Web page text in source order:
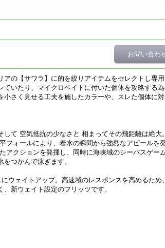
お問い合わ
アの【サワラ】に的を絞りアイテムをセレクトし専
ていたり、マイクロベイトに付いた個体を攻略する為
小さく見せる工夫を施したカラーや、スレた個体に
して 空気抵抗の少なさと 相まってその飛距離は絶
フォールにより、着水の瞬間から強烈なアピール
アクションを発揮し、同時に海峡域のシーバスゲ
つかんで泳ぎます。
ウェイトアップ。高速域のレスポンスを高めるため
新ウェイト設定のフリッツです。